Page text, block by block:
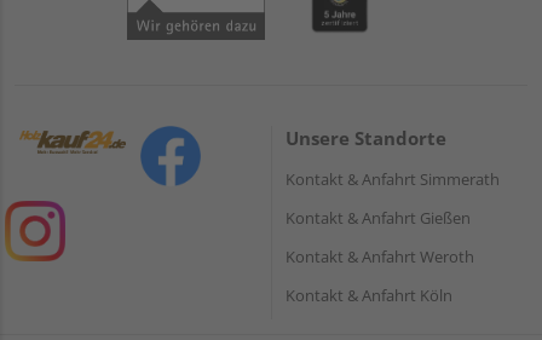
Unsere Standorte
Kontakt & Anfahrt Simmerath
Kontakt & Anfahrt Gießen
Kontakt & Anfahrt Weroth
Kontakt & Anfahrt Köln